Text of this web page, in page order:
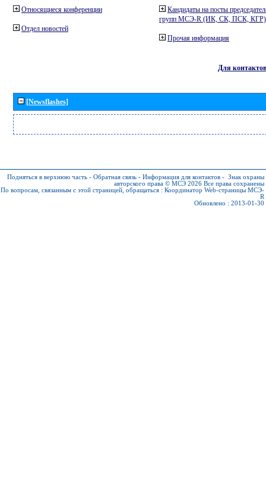
Относящиеся конференции
Отдел новостей
Кандидаты на посты
групп МСЭ-R (ИК, СК, ПСК, КГР)
Прочая информация
Для контактов
[Newsflashes]
Подняться в верхнюю часть - Обратная связь - Информация для контактов - Знак охраны
авторского права © МСЭ 2026 Все права сохранены
По вопросам, связанным с этой страницей, обращаться : Координатор Web-страницы МСЭ-
R
Обновлено : 2013-01-30